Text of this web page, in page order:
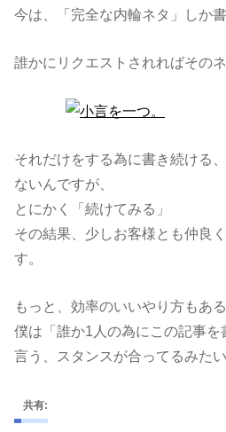
今は、「完全な内輪ネタ」しか
誰かにリクエストされればそのネ
それだけをする為に書き続ける
ないんですが、
とにかく「続けてみる」
その結果、少しお客様とも仲良
す。
もっと、効率のいいやり方もあ
僕は「誰か1人の為にこの記事を
言う、スタンスが合ってるみたい
共有: